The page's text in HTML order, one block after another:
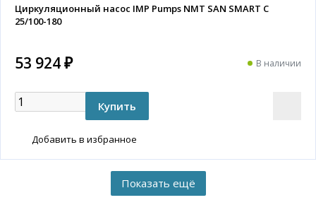
Циркуляционный насос IMP Pumps NMT SAN SMART C
25/100-180
53 924 ₽ В наличии
Добавить в избранное